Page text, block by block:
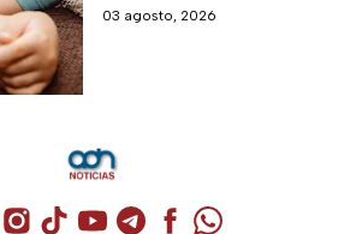
explosiva, de acuerdo con
03 agosto, 2026
Cuenta de X / Twitter (se abre en una
Cuenta de Instagram (se abre en una
Cuenta de TikTok (se abre en
Cuenta de YouTube (se abre
Cuenta de Telegram (se
Cuenta de
Cuenta de